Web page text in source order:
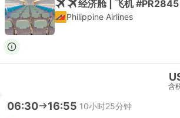
经济舱 | 飞机 #PR2845
Philippine Airlines
含
06:30 16:55 10小时25分钟